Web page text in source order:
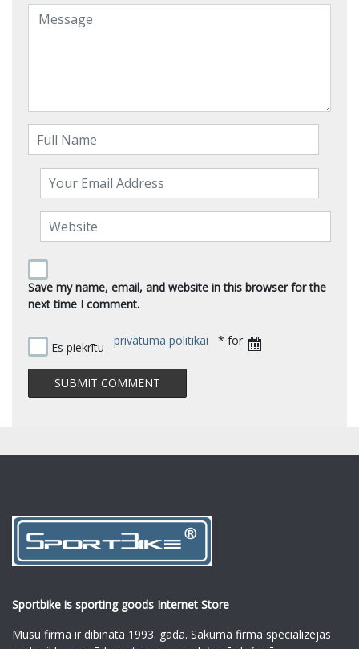
Save my name, email, and website in this browser for the
next time I comment.
Es piekrītu privātuma politikai * for
Sportbike is sporting goods Internet Store
Mūsu firma ir dibināta 1993. gadā. Sākumā firma specializējās